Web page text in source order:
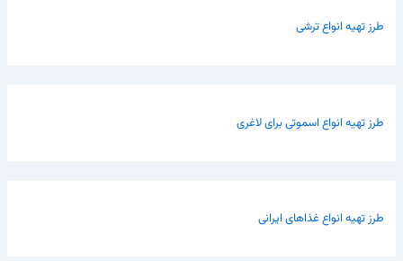
طرز تهیه انواع ترشی
طرز تهیه انواع اسموتی برای لاغری
طرز تهیه انواع غذاهای ایرانی